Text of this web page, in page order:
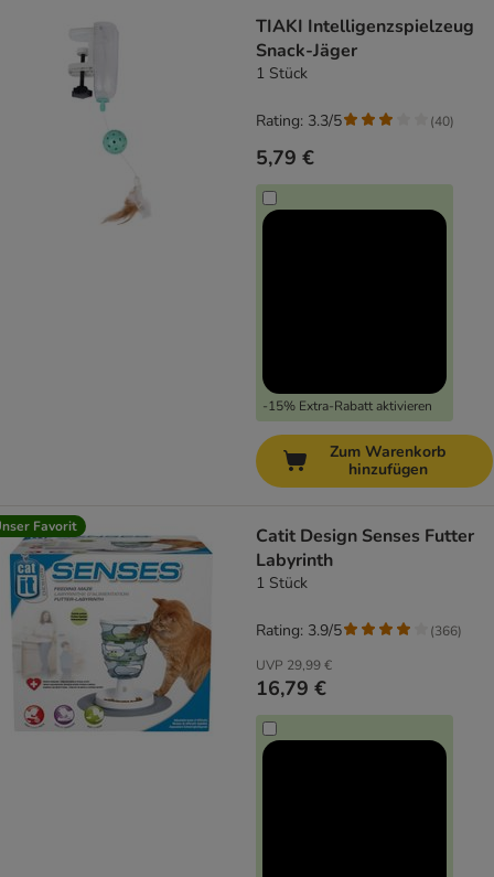
TIAKI Intelligenzspielzeug
Snack-Jäger
1 Stück
5,79 €
-15% Extra-Rabatt aktivieren
Rating: 3.3/5 (40)
Zum Warenkorb
hinzufügen
Favorit
Catit Design Senses Futter
Labyrinth
1 Stück
UVP 29,99 €
16,79 €
Rating: 3.9/5 (366)